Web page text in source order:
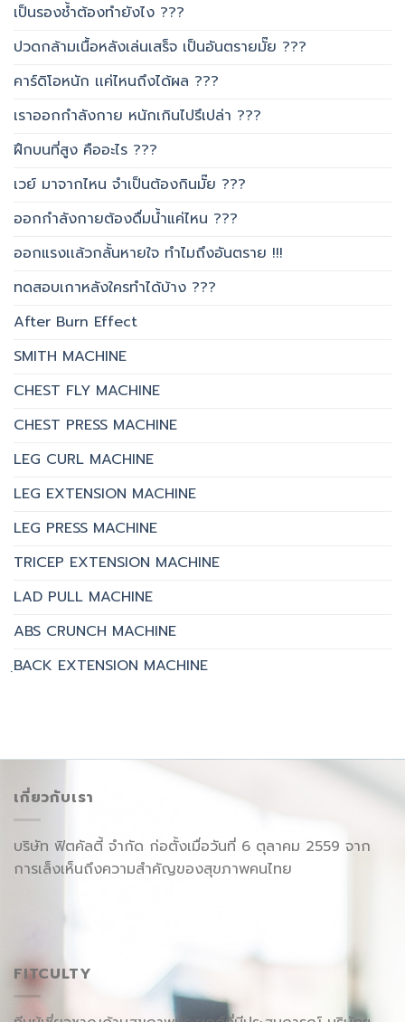
เป็นรองช้ำต้องทำยังไง ???
ปวดกล้ามเนื้อหลังเล่นเสร็จ เป็นอันตรายมั๊ย ???
คาร์ดิโอหนัก เเค่ไหนถึงได้ผล ???
เราออกกำลังกาย หนักเกินไปรึเปล่า ???
ฝึกบนที่สูง คืออะไร ???
เวย์ มาจากไหน จำเป็นต้องกินมั๊ย ???
ออกกำลังกายต้องดื่มน้ำแค่ไหน ???
ออกแรงเเล้วกลั้นหายใจ ทำไมถึงอันตราย !!!
ทดสอบเกาหลังใครทำได้บ้าง ???
After Burn Effect
SMITH MACHINE
CHEST FLY MACHINE
CHEST PRESS MACHINE
LEG CURL MACHINE
LEG EXTENSION MACHINE
LEG PRESS MACHINE
TRICEP EXTENSION MACHINE
LAD PULL MACHINE
ABS CRUNCH MACHINE
ฺBACK EXTENSION MACHINE
เกี่ยวกับเรา
บริษัท ฟิตคัลตี้ จำกัด ก่อตั้งเมื่อวันที่ 6 ตุลาคม 2559 จาก
การเล็งเห็นถึงความสำคัญของสุขภาพคนไทย
FITCULTY